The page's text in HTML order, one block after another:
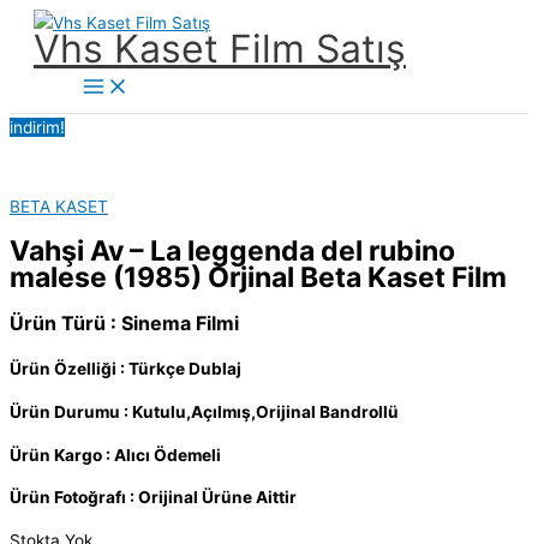
İçeriğe
Vhs Kaset Film Satış
Main
Menu
indirim!
BETA KASET
Vahşi Av – La leggenda del rubino
malese (1985) Orjinal Beta Kaset Film
Ürün Türü : Sinema Filmi
Ürün Özelliği : Türkçe Dublaj
Ürün Durumu : Kutulu,Açılmış,Orijinal Bandrollü
Ürün Kargo : Alıcı Ödemeli
Ürün Fotoğrafı : Orijinal Ürüne Aittir